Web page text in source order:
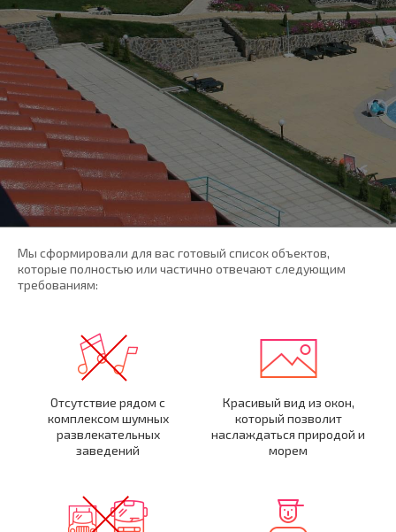
Мы сформировали для вас готовый список объектов,
которые полностью или частично отвечают следующим
требованиям:
Отсутствие рядом с
комплексом шумных
развлекательных
заведений
Красивый вид из окон,
который позволит
наслаждаться природой и
морем